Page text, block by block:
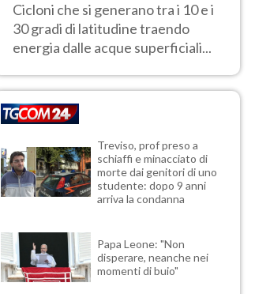
Cicloni che si generano tra i 10 e i
30 gradi di latitudine traendo
energia dalle acque superficiali...
Treviso, prof preso a
schiaffi e minacciato di
morte dai genitori di uno
studente: dopo 9 anni
arriva la condanna
Papa Leone: "Non
disperare, neanche nei
momenti di buio"